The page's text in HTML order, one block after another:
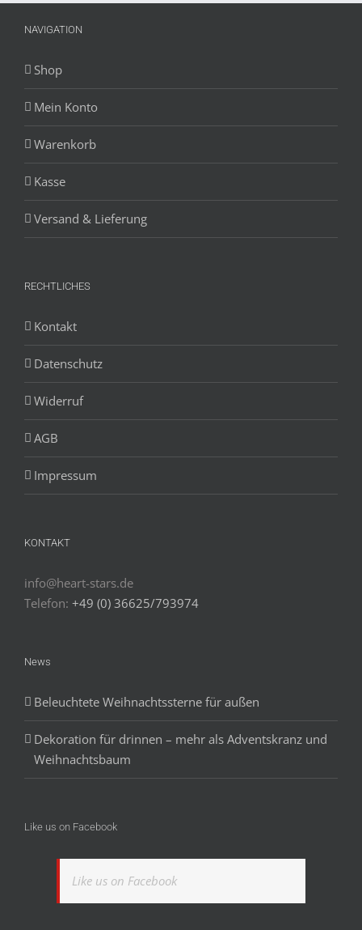
NAVIGATION
Shop
Mein Konto
Warenkorb
Kasse
Versand & Lieferung
RECHTLICHES
Kontakt
Datenschutz
Widerruf
AGB
Impressum
KONTAKT
info@heart-stars.de
Telefon: +49 (0) 36625/793974
News
Beleuchtete Weihnachtssterne für außen
Dekoration für drinnen – mehr als Adventskranz und
Weihnachtsbaum
Like us on Facebook
Like us on Facebook